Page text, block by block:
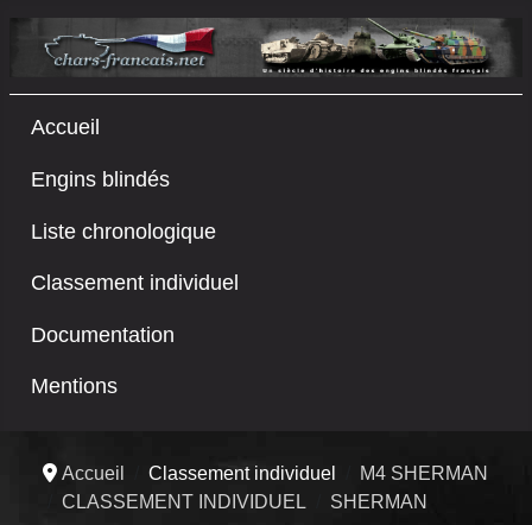
Accueil
Engins blindés
Liste chronologique
Classement individuel
Documentation
Mentions
Accueil Classement individuel
M4 SHERMAN
CLASSEMENT INDIVIDUEL
SHERMAN